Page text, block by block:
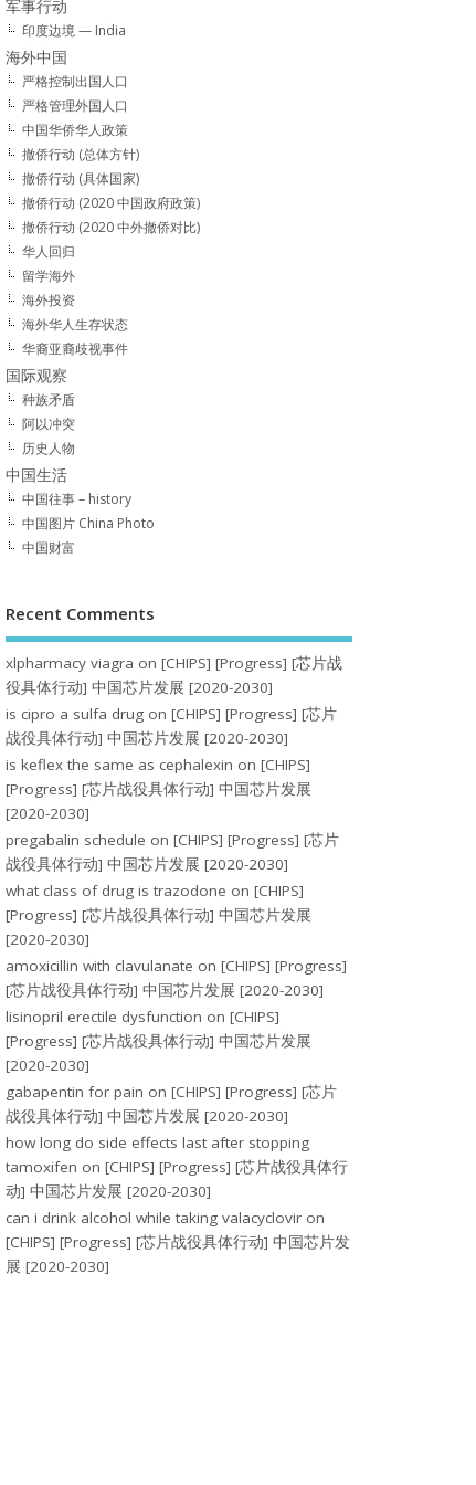
军事行动
印度边境 — India
海外中国
严格控制出国人口
严格管理外国人口
中国华侨华人政策
撤侨行动 (总体方针)
撤侨行动 (具体国家)
撤侨行动 (2020 中国政府政策)
撤侨行动 (2020 中外撤侨对比)
华人回归
留学海外
海外投资
海外华人生存状态
华裔亚裔歧视事件
国际观察
种族矛盾
阿以冲突
历史人物
中国生活
中国往事 – history
中国图片 China Photo
中国财富
Recent Comments
xlpharmacy viagra on[CHIPS] [Progress] [芯片战
役具体行动] 中国芯片发展 [2020-2030]
is cipro a sulfa drug on[CHIPS] [Progress] [芯片
战役具体行动] 中国芯片发展 [2020-2030]
is keflex the same as cephalexin on[CHIPS]
[Progress] [芯片战役具体行动] 中国芯片发展
[2020-2030]
pregabalin schedule on[CHIPS] [Progress] [芯片
战役具体行动] 中国芯片发展 [2020-2030]
what class of drug is trazodone on[CHIPS]
[Progress] [芯片战役具体行动] 中国芯片发展
[2020-2030]
amoxicillin with clavulanate on[CHIPS] [Progress]
[芯片战役具体行动] 中国芯片发展 [2020-2030]
lisinopril erectile dysfunction on[CHIPS]
[Progress] [芯片战役具体行动] 中国芯片发展
[2020-2030]
gabapentin for pain on[CHIPS] [Progress] [芯片
战役具体行动] 中国芯片发展 [2020-2030]
how long do side effects last after stopping
tamoxifen on[CHIPS] [Progress] [芯片战役具体行
动] 中国芯片发展 [2020-2030]
can i drink alcohol while taking valacyclovir on
[CHIPS] [Progress] [芯片战役具体行动] 中国芯片发
展 [2020-2030]